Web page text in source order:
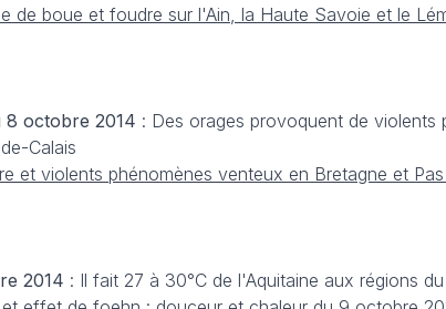
de boue et foudre sur l'Ain, la Haute Savoie et le
8 octobre 2014 : Des orages provoquent de violents
Calais
et violents phénomènes venteux en Bretagne et
2014 : Il fait 27 à 30°C de l'Aquitaine aux régions